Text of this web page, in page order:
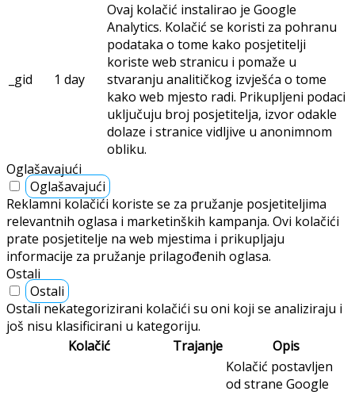
_gid 1 day
Ovaj kolačić instalirao je Google
Analytics. Kolačić se koristi za pohranu
podataka o tome kako posjetitelji
koriste web stranicu i pomaže u
stvaranju analitičkog izvješća o tome
kako web mjesto radi. Prikupljeni podaci
uključuju broj posjetitelja, izvor odakle
dolaze i stranice vidljive u anonimnom
obliku.
Oglašavajući
Oglašavajući
Reklamni kolačići koriste se za pružanje posjetiteljima
relevantnih oglasa i marketinških kampanja. Ovi kolačići
prate posjetitelje na web mjestima i prikupljaju
informacije za pružanje prilagođenih oglasa.
Ostali
Ostali
Ostali nekategorizirani kolačići su oni koji se analiziraju i
još nisu klasificirani u kategoriju.
Kolačić
Trajanje Opis
Kolačić postavljen
od strane Google